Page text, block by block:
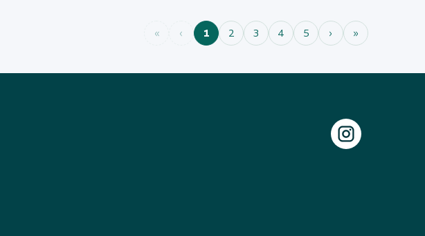
« ‹ 1 2 3 4 5 › »